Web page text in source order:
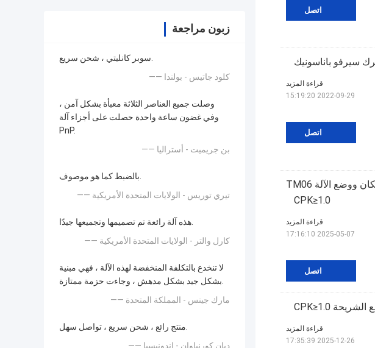
زبون مراجعة
سوبر كانليتي ، شحن سريع.
—— كلود جاتيس - بولندا
وصلت جميع العناصر الثلاثة معبأة بشكل آمن ،
وفي غضون ساعة واحدة حصلت على أجزاء آلة
PnP.
—— بن جريميت - أستراليا
بالضبط كما هو موصوف.
—— تيري توريس - الولايات المتحدة الأمريكية
هذه آلة رائعة تم تصميمها وتجميعها جيدًا.
—— كارل والتر - الولايات المتحدة الأمريكية
لا تنخدع بالتكلفة المنخفضة لهذه الآلة ، فهي مبنية
بشكل جيد بشكل مدهش ، وجاءت حزمة ممتازة.
—— مارك جينس - المملكة المتحدة
منتج رائع ، شحن سريع ، تواصل سهل.
—— ديان كورنياوان - إندونيسيا
اتصل
اتصل
قراءة المزيد
2022-09-29 15:19:20
أوتوماتيكي بالكامل 6 رؤوس 60 أجهزة تغذية SMT لتحديد مكان ووضع الآلة TM06
CPK≥1.0
اتصل
قراءة المزيد
2025-05-07 17:16:10
قراءة المزيد
2025-12-26 17:35:39